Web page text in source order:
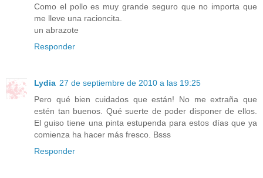
Como el pollo es muy grande seguro que no importa que
me lleve una racioncita.
un abrazote
Responder
Lydia 27 de septiembre de 2010 a las 19:25
Pero qué bien cuidados que están! No me extraña que
estén tan buenos. Qué suerte de poder disponer de ellos.
El guiso tiene una pinta estupenda para estos días que ya
comienza ha hacer más fresco. Bsss
Responder